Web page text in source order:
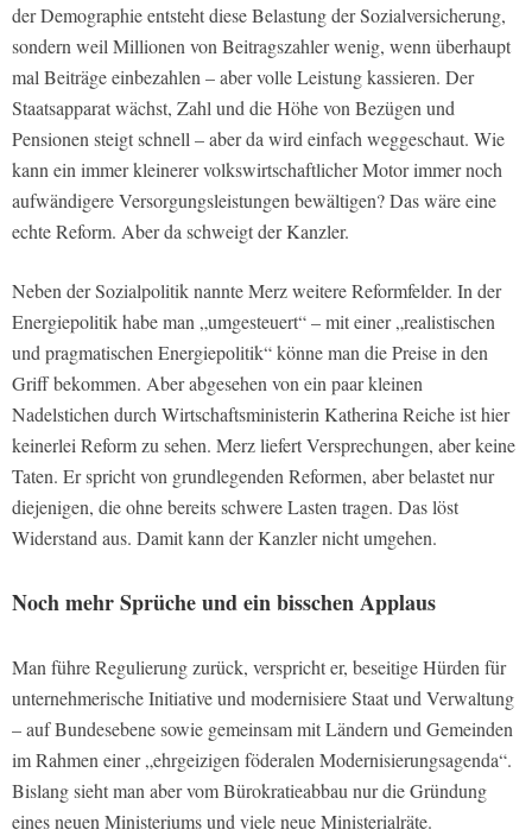
der Demographie entsteht diese Belastung der Sozialversicherung,
sondern weil Millionen von Beitragszahler wenig, wenn überhaupt
mal Beiträge einbezahlen – aber volle Leistung kassieren. Der
Staatsapparat wächst, Zahl und die Höhe von Bezügen und
Pensionen steigt schnell – aber da wird einfach weggeschaut. Wie
kann ein immer kleinerer volkswirtschaftlicher Motor immer noch
aufwändigere Versorgungsleistungen bewältigen? Das wäre eine
echte Reform. Aber da schweigt der Kanzler.
Neben der Sozialpolitik nannte Merz weitere Reformfelder. In der
Energiepolitik habe man „umgesteuert“ – mit einer „realistischen
und pragmatischen Energiepolitik“ könne man die Preise in den
Griff bekommen. Aber abgesehen von ein paar kleinen
Nadelstichen durch Wirtschaftsministerin Katherina Reiche ist hier
keinerlei Reform zu sehen. Merz liefert Versprechungen, aber keine
Taten. Er spricht von grundlegenden Reformen, aber belastet nur
diejenigen, die ohne bereits schwere Lasten tragen. Das löst
Widerstand aus. Damit kann der Kanzler nicht umgehen.
Noch mehr Sprüche und ein bisschen Applaus
Man führe Regulierung zurück, verspricht er, beseitige Hürden für
unternehmerische Initiative und modernisiere Staat und Verwaltung
– auf Bundesebene sowie gemeinsam mit Ländern und Gemeinden
im Rahmen einer „ehrgeizigen föderalen Modernisierungsagenda“.
Bislang sieht man aber vom Bürokratieabbau nur die Gründung
eines neuen Ministeriums und viele neue Ministerialräte.